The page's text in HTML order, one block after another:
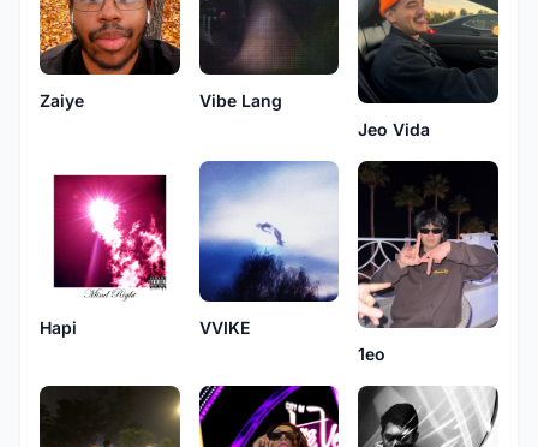
Zaiye
Vibe Lang
Jeo Vida
Hapi
VVIKE
1eo